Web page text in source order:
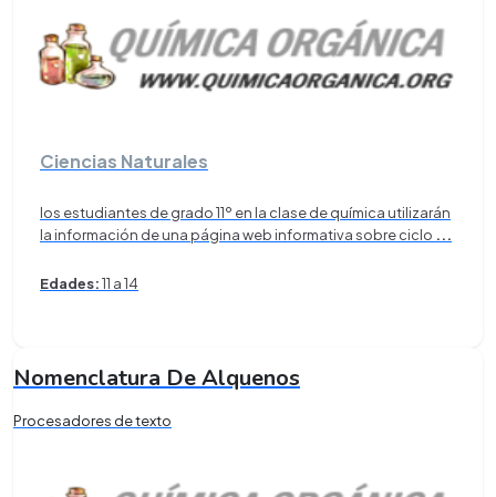
Ciencias Naturales
los estudiantes de grado 11º en la clase de química utilizarán
la información de una página web informativa sobre ciclo ...
Edades:11 a 14
Nomenclatura De Alquenos
Procesadores de texto